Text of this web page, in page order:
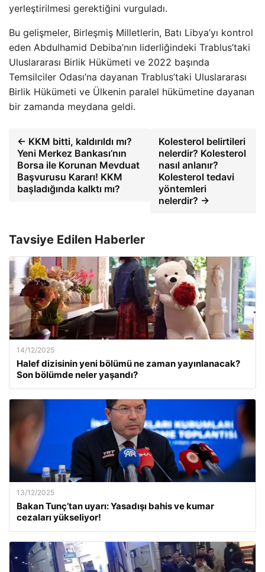
yerleştirilmesi gerektiğini vurguladı.
Bu gelişmeler, Birleşmiş Milletlerin, Batı Libya’yı kontrol
eden Abdulhamid Debiba’nın liderliğindeki Trablus’taki
Uluslararası Birlik Hükümeti ve 2022 başında
Temsilciler Odası’na dayanan Trablus’taki Uluslararası
Birlik Hükümeti ve Ülkenin paralel hükümetine dayanan
bir zamanda meydana geldi.
← KKM bitti, kaldırıldı mı?
Yeni Merkez Bankası’nın
Borsa ile Korunan Mevduat
Başvurusu Kararı! KKM
başladığında kalktı mı?
Kolesterol belirtileri
nelerdir? Kolesterol
nasıl anlanır?
Kolesterol tedavi
yöntemleri
nelerdir? →
Tavsiye Edilen Haberler
14/12/2025
Halef dizisinin yeni bölümü ne zaman yayınlanacak?
Son bölümde neler yaşandı?
13/12/2025
Bakan Tunç’tan uyarı: Yasadışı bahis ve kumar
cezaları yükseliyor!